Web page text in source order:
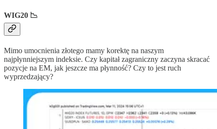
WIG20 📉
Mimo umocnienia złotego mamy korektę na naszym
najpłynniejszym indeksie. Czy kapitał zagraniczny zaczyna skracać
pozycje na EM, jak jeszcze ma płynność? Czy to jest ruch
wyprzedzający?